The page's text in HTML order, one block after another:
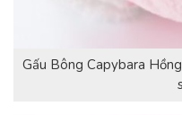
Gấu Bông Capybara